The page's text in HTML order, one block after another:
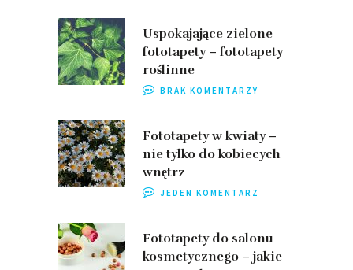
Uspokajające zielone
fototapety – fototapety
roślinne
BRAK KOMENTARZY
Fototapety w kwiaty –
nie tylko do kobiecych
wnętrz
JEDEN KOMENTARZ
Fototapety do salonu
kosmetycznego – jakie